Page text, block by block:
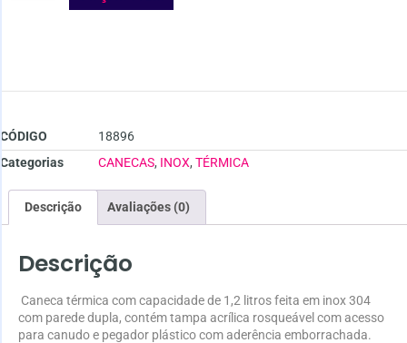
CÓDIGO
18896
Categorias
CANECAS, INOX, TÉRMICA
Descrição Avaliações (0)
Descrição
Caneca térmica com capacidade de 1,2 litros feita em inox 304
com parede dupla, contém tampa acrílica rosqueável com acesso
para canudo e pegador plástico com aderência emborrachada.